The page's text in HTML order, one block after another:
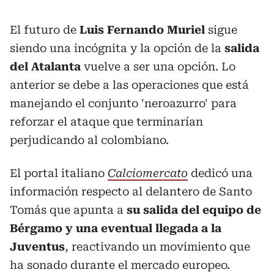
El futuro de Luis Fernando Muriel sigue
siendo una incógnita y la opción de la salida
del Atalanta vuelve a ser una opción. Lo
anterior se debe a las operaciones que está
manejando el conjunto 'neroazurro' para
reforzar el ataque que terminarían
perjudicando al colombiano.
El portal italiano Calciomercato dedicó una
información respecto al delantero de Santo
Tomás que apunta a su salida del equipo de
Bérgamo y una eventual llegada a la
Juventus, reactivando un movimiento que
ha sonado durante el mercado europeo.